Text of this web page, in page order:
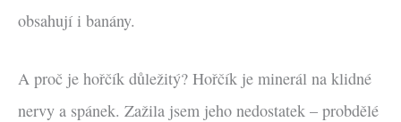
obsahují i banány.
A proč je hořčík důležitý? Hořčík je minerál na klidné
nervy a spánek. Zažila jsem jeho nedostatek – probdělé